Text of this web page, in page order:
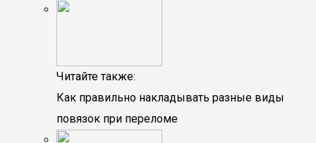
Читайте также:
Как правильно накладывать разные виды
повязок при переломе